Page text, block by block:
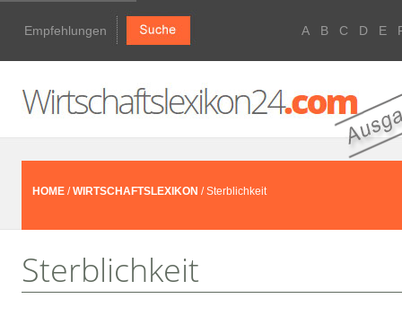
Empfehlungen A B C D E
HOME /WIRTSCHAFTSLEXIKON / Sterblichkeit
Sterblichkeit